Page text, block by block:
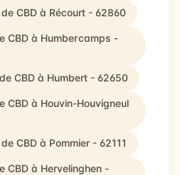
CBD à Récourt - 62860
CBD à Humbercamps -
CBD à Humbert - 62650
CBD à Houvin-Houvigneul
CBD à Pommier - 62111
CBD à Hervelinghen -